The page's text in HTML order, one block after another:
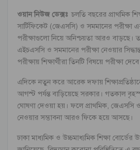
ওয়ান নিউজ ডেক্সঃচলতি বছরের প্রাথমিক
সার্টিফিকেট (জেএসসি) ও সমমানের পরীক্ষা
পরীক্ষাগুলো নিয়ে অনিশ্চয়তা আরও বাড়ছে।
এইচএসসি ও সমমানের পরীক্ষা নেওয়ার
পরীক্ষায় শিক্ষার্থীরা তিনটি বিষয়ে পরীক্ষা
এদিকে নতুন করে আরেক দফায়
আগস্ট পর্যন্ত বাড়িয়েছে সরকার। গতকাল
ঘোষণা দেওয়া হয়। ফলে প্রাথমিক, জেএসসি ও
নেওয়ার সম্ভাবনা আরও ফিকে হয়ে আসছে।
ঢাকা মাধ্যমিক ও উচ্চমাধ্যমিক শিক্ষা বোর্ডের